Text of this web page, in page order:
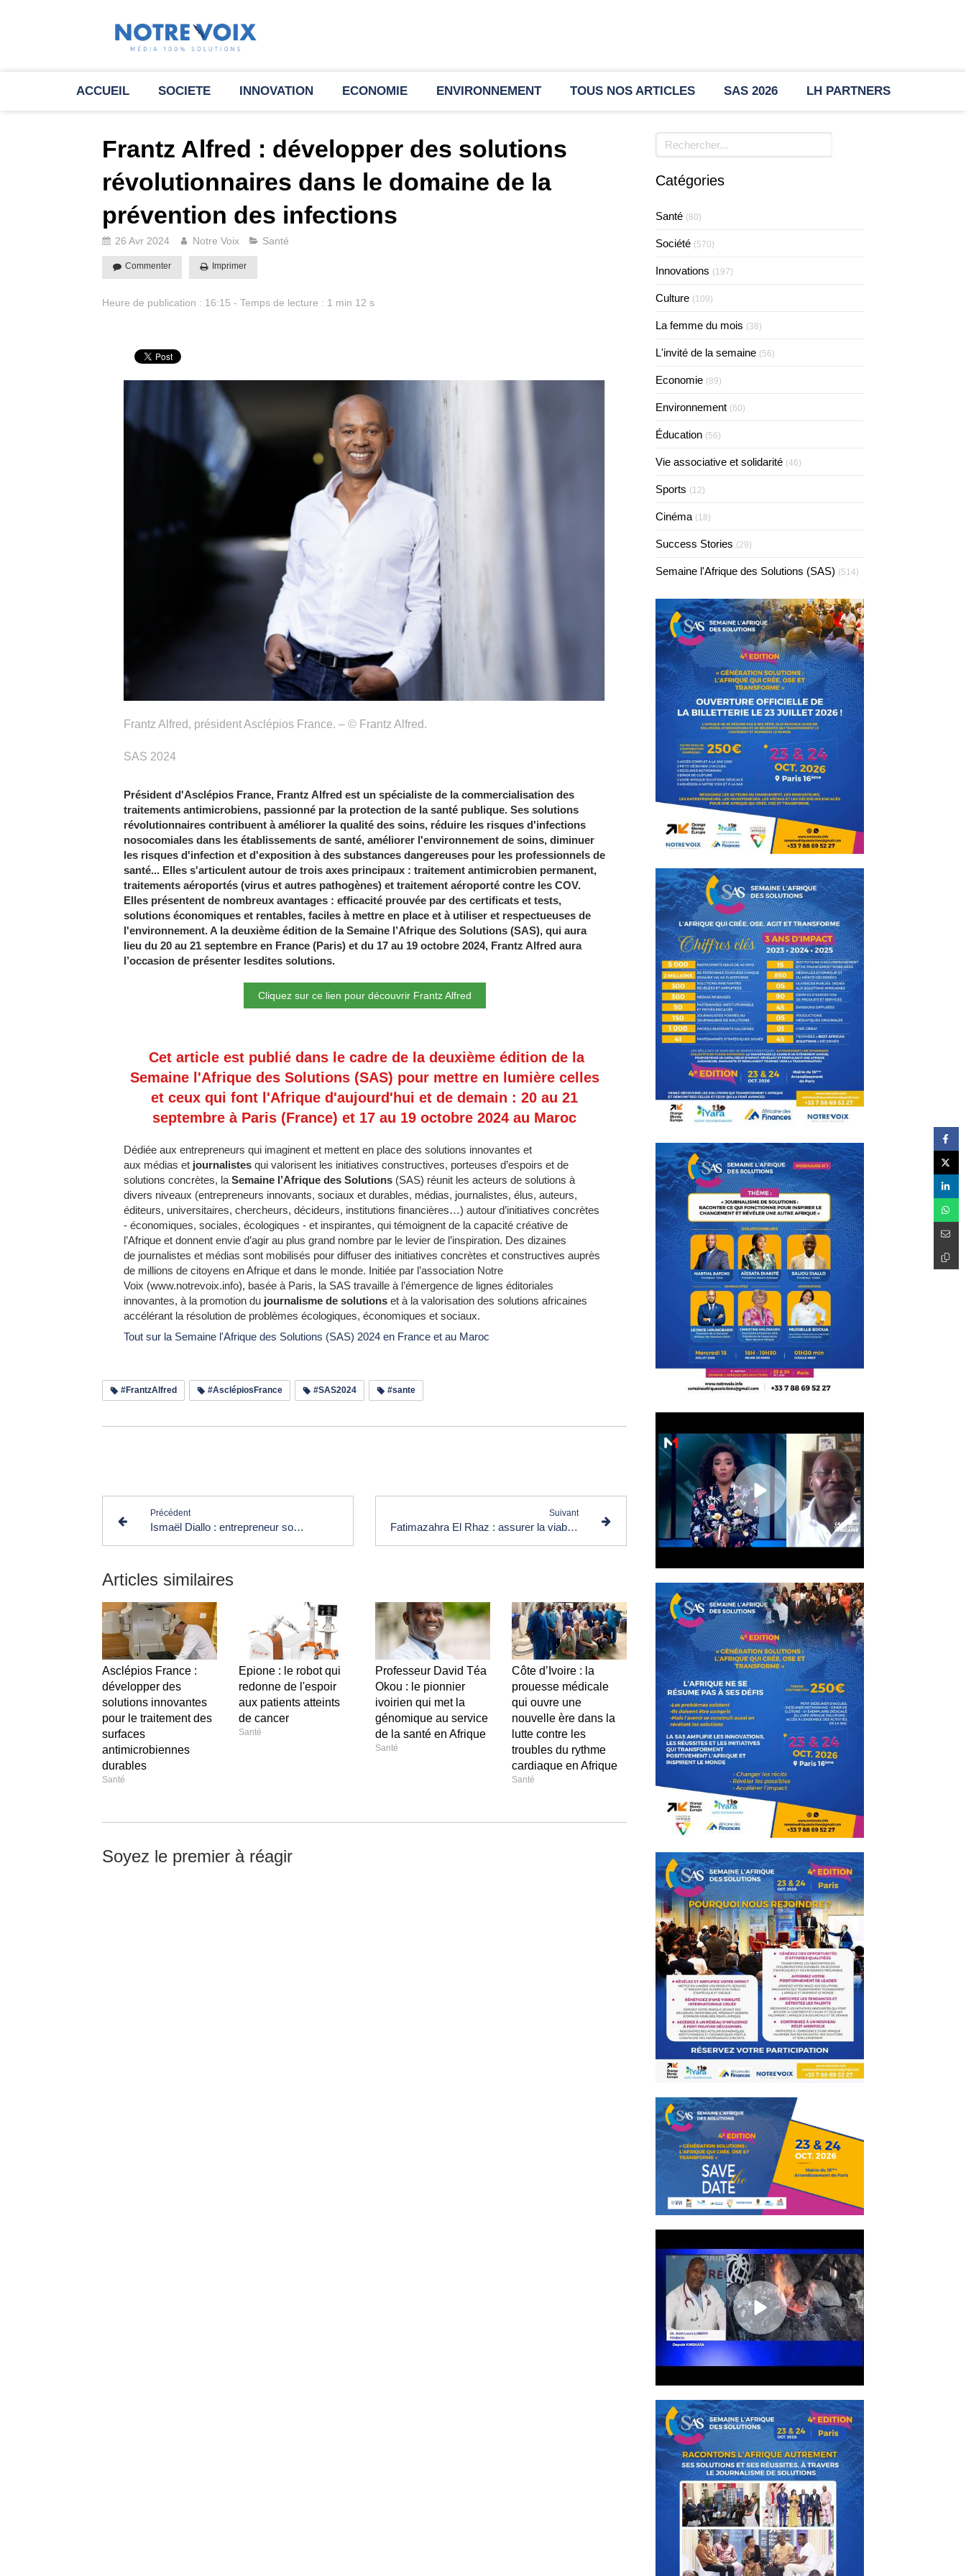
ACCUEIL SOCIETE INNOVATION ECONOMIE ENVIRONNEMENT TOUS NOS ARTICLES SAS 2026 LH PARTNERS
Frantz Alfred : développer des solutions
révolutionnaires dans le domaine de la
prévention des infections
26 Avr 2024 Notre Voix Santé
Commenter Imprimer
Heure de publication : 16:15 - Temps de lecture : 1 min 12 s
Frantz Alfred, président Asclépios France. – © Frantz Alfred.
SAS 2024
Président d'Asclépios France, Frantz Alfred est un spécialiste de la commercialisation des
traitements antimicrobiens, passionné par la protection de la santé publique. Ses solutions
révolutionnaires contribuent à améliorer la qualité des soins, réduire les risques d'infections
nosocomiales dans les établissements de santé, améliorer l'environnement de soins, diminuer
les risques d'infection et d'exposition à des substances dangereuses pour les professionnels de
santé... Elles s'articulent autour de trois axes principaux : traitement antimicrobien permanent,
traitements aéroportés (virus et autres pathogènes) et traitement aéroporté contre les COV.
Elles présentent de nombreux avantages : efficacité prouvée par des certificats et tests,
solutions économiques et rentables, faciles à mettre en place et à utiliser et respectueuses de
l'environnement. A la deuxième édition de la Semaine l’Afrique des Solutions (SAS), qui aura
lieu du 20 au 21 septembre en France (Paris) et du 17 au 19 octobre 2024, Frantz Alfred aura
l’occasion de présenter lesdites solutions.
Cliquez sur ce lien pour découvrir Frantz Alfred
Cet article est publié dans le cadre de la deuxième édition de la
Semaine l'Afrique des Solutions (SAS) pour mettre en lumière celles
et ceux qui font l'Afrique d'aujourd'hui et de demain : 20 au 21
septembre à Paris (France) et 17 au 19 octobre 2024 au Maroc
Dédiée aux entrepreneurs qui imaginent et mettent en place des solutions innovantes et
aux médias et journalistes qui valorisent les initiatives constructives, porteuses d’espoirs et de
solutions concrètes, la Semaine l’Afrique des Solutions (SAS) réunit les acteurs de solutions à
divers niveaux (entrepreneurs innovants, sociaux et durables, médias, journalistes, élus, auteurs,
éditeurs, universitaires, chercheurs, décideurs, institutions financières…) autour d’initiatives concrètes
- économiques, sociales, écologiques - et inspirantes, qui témoignent de la capacité créative de
l’Afrique et donnent envie d’agir au plus grand nombre par le levier de l’inspiration. Des dizaines
de journalistes et médias sont mobilisés pour diffuser des initiatives concrètes et constructives auprès
de millions de citoyens en Afrique et dans le monde. Initiée par l’association Notre
Voix (www.notrevoix.info), basée à Paris, la SAS travaille à l’émergence de lignes éditoriales
innovantes, à la promotion du journalisme de solutions et à la valorisation des solutions africaines
accélérant la résolution de problèmes écologiques, économiques et sociaux.
Tout sur la Semaine l'Afrique des Solutions (SAS) 2024 en France et au Maroc
#FrantzAlfred #AsclépiosFrance #SAS2024 #sante
Précédent
Ismaël Diallo : entrepreneur social
Suivant
Fatimazahra El Rhaz : assurer la viabilité et la visibilité des entreprises
Articles similaires
Asclépios France :
développer des
solutions innovantes
pour le traitement des
surfaces
antimicrobiennes
durables
Santé
Epione : le robot qui
redonne de l'espoir
aux patients atteints
de cancer
Santé
Professeur David Téa
Okou : le pionnier
ivoirien qui met la
génomique au service
de la santé en Afrique
Santé
Côte d’Ivoire : la
prouesse médicale
qui ouvre une
nouvelle ère dans la
lutte contre les
troubles du rythme
cardiaque en Afrique
Santé
Soyez le premier à réagir
Rechercher
Catégories
Santé (80)
Société (570)
Innovations (197)
Culture (109)
La femme du mois (38)
L'invité de la semaine (56)
Economie (89)
Environnement (60)
Éducation (56)
Vie associative et solidarité (46)
Sports (12)
Cinéma (18)
Success Stories (29)
Semaine l'Afrique des Solutions (SAS) (514)